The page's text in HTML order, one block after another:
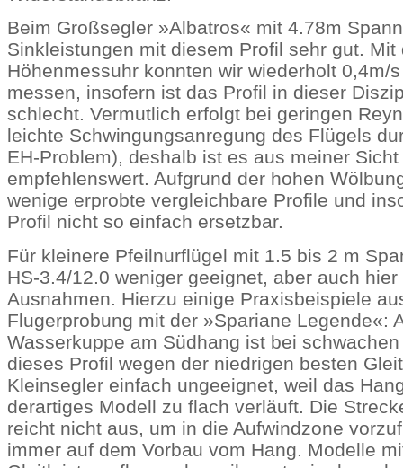
Beim Großsegler »Albatros« mit 4.78m
Sinkleistungen mit diesem Profil sehr gut. Mit
Höhenmessuhr konnten wir wiederholt 0,4m/
messen, insofern ist das Profil in dieser
schlecht. Vermutlich erfolgt bei geringen
leichte Schwingungsanregung des Flügels
EH-Problem), deshalb ist es aus meiner
empfehlenswert. Aufgrund der hohen
wenige erprobte vergleichbare Profile und
Profil nicht so einfach ersetzbar.
Für kleinere Pfeilnurflügel mit 1.5 bis 2 m
HS-3.4/12.0 weniger geeignet, aber auch
Ausnahmen. Hierzu einige Praxisbeispiele
Flugerprobung mit der »Spariane Legende«:
Wasserkuppe am Südhang ist bei
dieses Profil wegen der niedrigen besten
Kleinsegler einfach ungeeignet, weil das
derartiges Modell zu flach verläuft. Die
reicht nicht aus, um in die Aufwindzone
immer auf dem Vorbau vom Hang. Modelle